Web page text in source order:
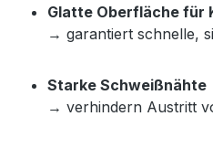
Glatte Oberfläche für
→ garantiert schnelle,
Starke Schweißnähte
→ verhindern Austritt